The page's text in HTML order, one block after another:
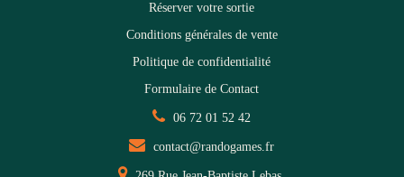
Réserver votre sortie
Conditions générales de vente
Politique de confidentialité
Formulaire de Contact
06 72 01 52 42
contact@randogames.fr